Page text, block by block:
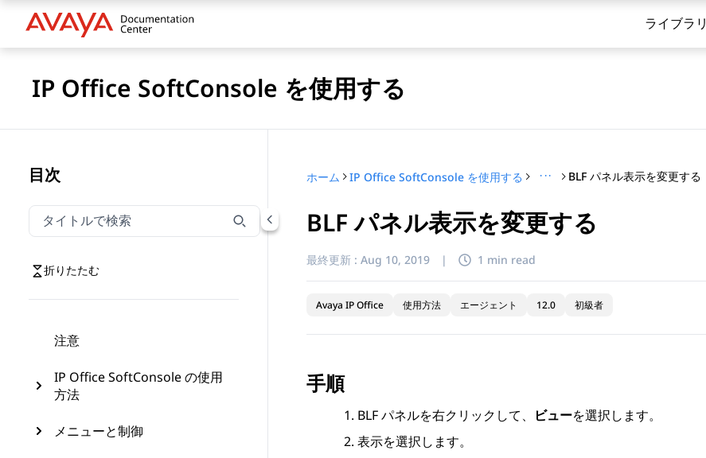
ライブラリ
IP Office SoftConsole を使用する
目次
タイトルでナビゲーションをフィルター
タイトルでナビゲーション項目を絞り込むには入力してください
折りたたむ
注意
IP Office SoftConsole の使用
方法
メニューと制御
ホーム IP Office SoftConsole を使用する ··· BLF パネル表示を変更する
BLF パネル表示を変更する
最終更新 : Aug 10, 2019 | 1 min read
Avaya IP Office 使用方法 エージェント 12.0 初級者
手順
BLF パネルを右クリックして、 ビューを選択します。
表示を選択します。